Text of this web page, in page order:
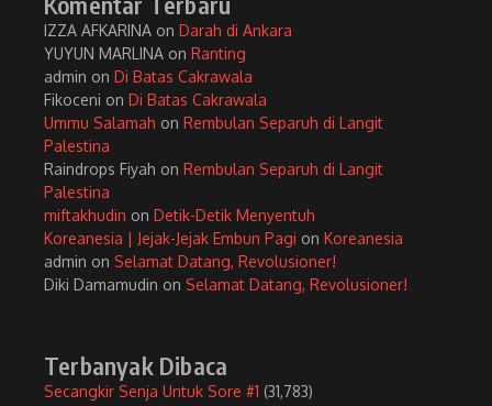
IZZA AFKARINA on Darah di Ankara
YUYUN MARLINA on Ranting
admin on Di Batas Cakrawala
Fikoceni on Di Batas Cakrawala
Ummu Salamah on Rembulan Separuh di Langit
Palestina
Raindrops Fiyah on Rembulan Separuh di Langit
Palestina
miftakhudin on Detik-Detik Menyentuh
Koreanesia | Jejak-Jejak Embun Pagi on Koreanesia
admin on Selamat Datang, Revolusioner!
Diki Damamudin on Selamat Datang, Revolusioner!
Terbanyak Dibaca
Secangkir Senja Untuk Sore #1 (31,783)